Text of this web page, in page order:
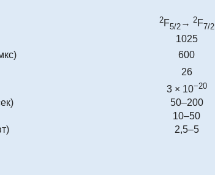
2F5/2→ 2F7/2
1025
600
26
3 × 10−20
50–200
10–50
2,5–5